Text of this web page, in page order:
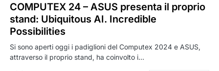
COMPUTEX 24 – ASUS presenta il proprio
stand: Ubiquitous AI. Incredible
Possibilities
Si sono aperti oggi i padiglioni del Computex 2024 e ASUS,
attraverso il proprio stand, ha coinvolto i…